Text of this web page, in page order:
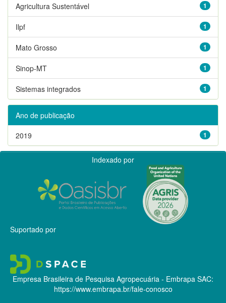
1
Agricultura Sustentável
1
Ilpf
1
Mato Grosso
1
Sinop-MT
1
Sistemas integrados
Ano de publicação
1
2019
Indexado por
Suportado por
Empresa Brasileira de Pesquisa Agropecuária - Embrapa SAC:
https://www.embrapa.br/fale-conosco